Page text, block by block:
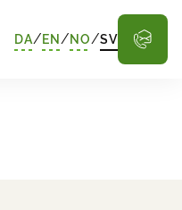
DA/EN /NO/SV